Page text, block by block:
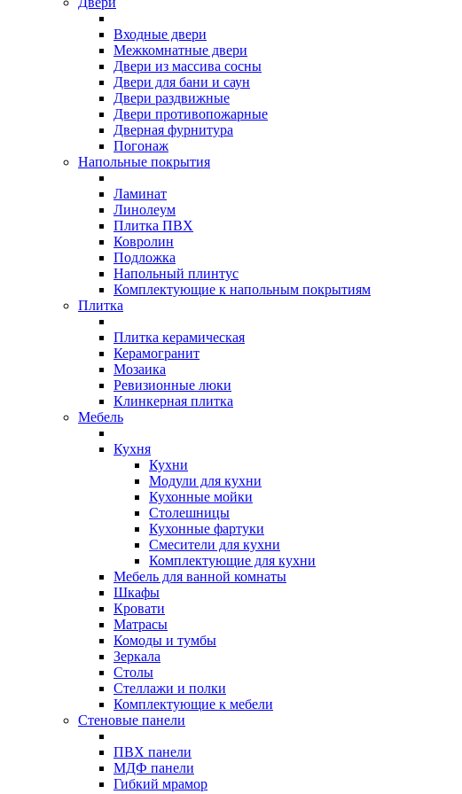
Входные двери
Межкомнатные двери
Двери из массива сосны
Двери для бани и саун
Двери раздвижные
Двери противопожарные
Дверная фурнитура
Погонаж
Напольные покрытия
Ламинат
Линолеум
Плитка ПВХ
Ковролин
Подложка
Напольный плинтус
Комплектующие к напольным покрытиям
Плитка
Плитка керамическая
Керамогранит
Мозаика
Ревизионные люки
Клинкерная плитка
Мебель
Кухня
Кухни
Модули для кухни
Кухонные мойки
Столешницы
Кухонные фартуки
Смесители для кухни
Комплектующие для кухни
Мебель для ванной комнаты
Шкафы
Кровати
Матрасы
Комоды и тумбы
Зеркала
Столы
Стеллажи и полки
Комплектующие к мебели
Стеновые панели
ПВХ панели
МДФ панели
Гибкий мрамор